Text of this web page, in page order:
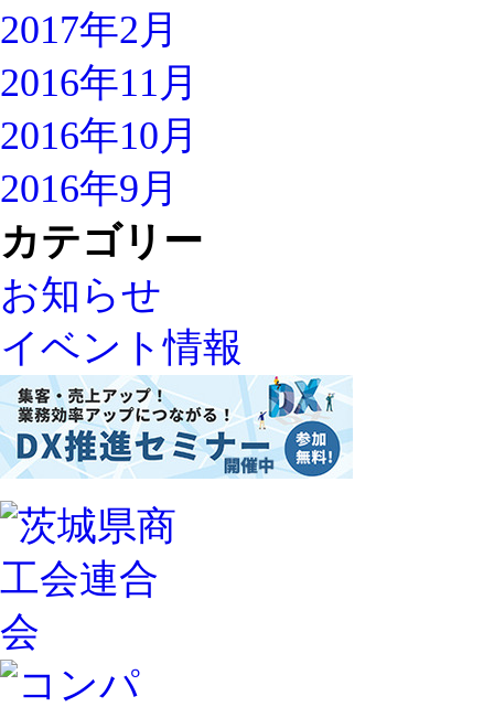
2017年2月
2016年11月
2016年10月
2016年9月
カテゴリー
お知らせ
イベント情報